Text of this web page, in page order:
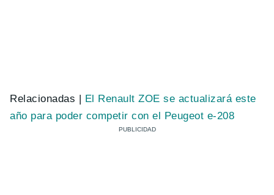
Relacionadas |
El Renault ZOE se actualizará este
año para poder competir con el Peugeot e-208